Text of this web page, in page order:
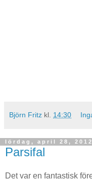
Björn Fritz kl. 14:30
lördag, april 28, 2012
Parsifal
Det var en fantastisk